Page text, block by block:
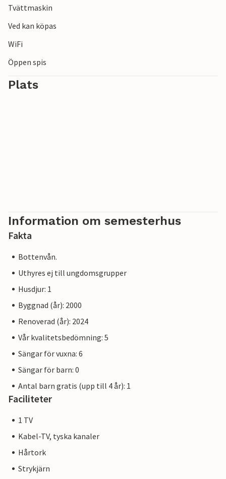
Tvättmaskin
Ved kan köpas
WiFi
Öppen spis
Plats
Information om semesterhus
Fakta
Bottenvån.
Uthyres ej till ungdomsgrupper
Husdjur: 1
Byggnad (år): 2000
Renoverad (år): 2024
Vår kvalitetsbedömning: 5
Sängar för vuxna: 6
Sängar för barn: 0
Antal barn gratis (upp till 4 år): 1
Faciliteter
1 TV
Kabel-TV, tyska kanaler
Hårtork
Strykjärn